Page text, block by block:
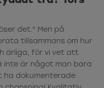
det." Men på
tillsammans om hur
ärliga, för vi vet att
inte är något man bara
ha dokumenterade